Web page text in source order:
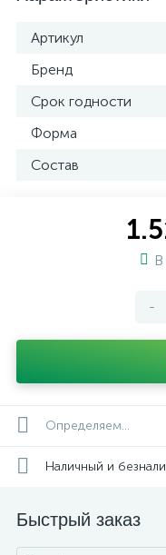
Артикул
Бренд
Срок годности
Форма
Состав
-
Определяем...
Наличный и
Быстрый заказ